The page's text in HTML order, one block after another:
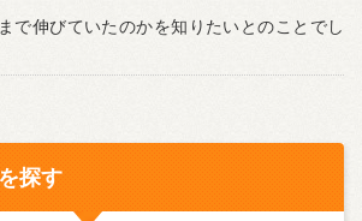
で伸びていたのかを知りたいとのことでし
探す